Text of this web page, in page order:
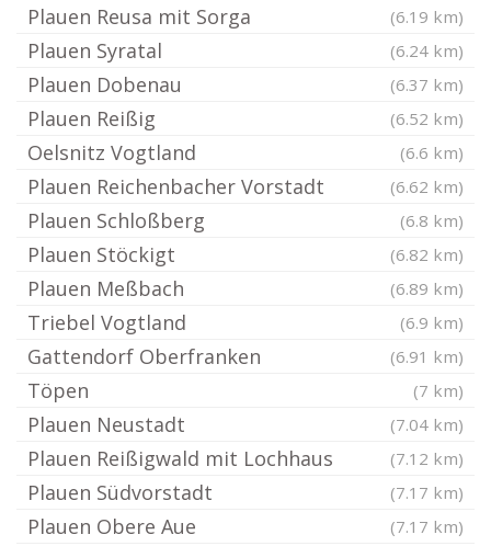
Plauen Reusa mit Sorga (6.19 km)
Plauen Syratal (6.24 km)
Plauen Dobenau (6.37 km)
Plauen Reißig (6.52 km)
Oelsnitz Vogtland (6.6 km)
Plauen Reichenbacher Vorstadt (6.62 km)
Plauen Schloßberg (6.8 km)
Plauen Stöckigt (6.82 km)
Plauen Meßbach (6.89 km)
Triebel Vogtland (6.9 km)
Gattendorf Oberfranken (6.91 km)
Töpen (7 km)
Plauen Neustadt (7.04 km)
Plauen Reißigwald mit Lochhaus (7.12 km)
Plauen Südvorstadt (7.17 km)
Plauen Obere Aue (7.17 km)